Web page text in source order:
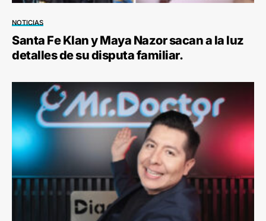
NOTICIAS
Santa Fe Klan y Maya Nazor sacan a la luz
detalles de su disputa familiar.